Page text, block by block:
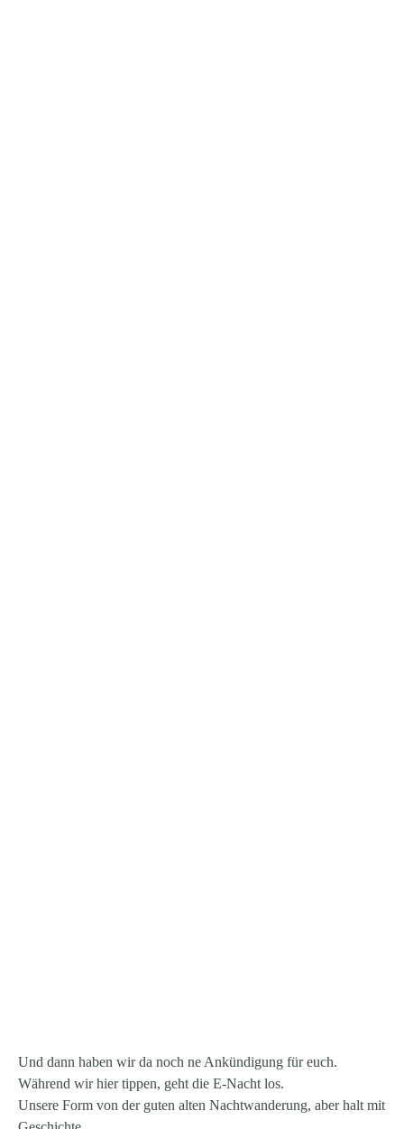
Und dann haben wir da noch ne Ankündigung für euch.
Während wir hier tippen, geht die E-Nacht los.
Unsere Form von der guten alten Nachtwanderung, aber halt mit